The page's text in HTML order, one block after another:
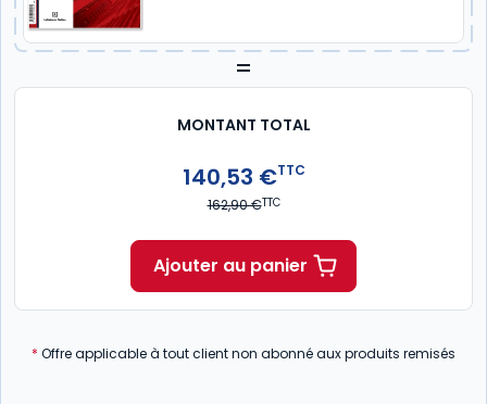
=
MONTANT TOTAL
140,53 €TTC
162,90 €TTC
Ajouter au panier
* Offre applicable à tout client non abonné aux produits remisés